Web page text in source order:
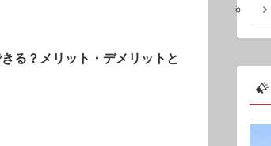
る？メリット・デメリットと